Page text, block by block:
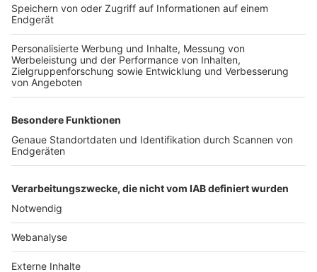
TOP-VEREINE
TOP-PARTNER
Nutzungsbedingungen Datenschutz Impressum